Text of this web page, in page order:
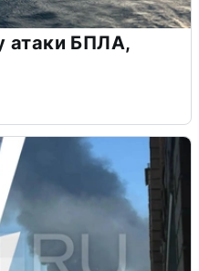
атаки БПЛА,